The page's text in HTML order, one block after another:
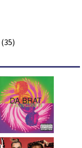
(35)